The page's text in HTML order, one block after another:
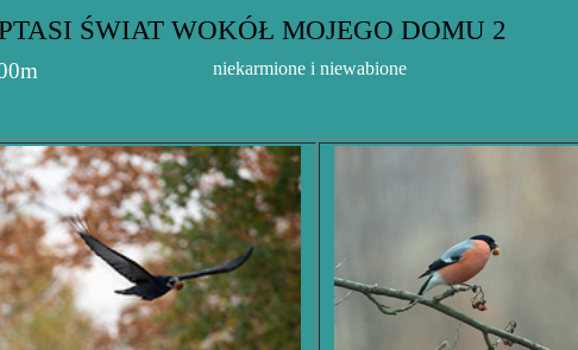
ŚWIAT WOKÓŁ MOJEGO DOMU 2
niekarmione i niewabione